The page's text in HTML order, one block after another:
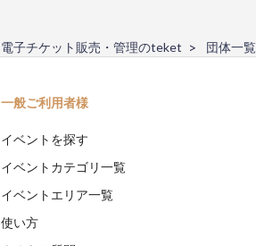
電子チケット販売・管理のteket 団体一覧
一般ご利用者様
イベントを探す
イベントカテゴリ一覧
イベントエリア一覧
使い方